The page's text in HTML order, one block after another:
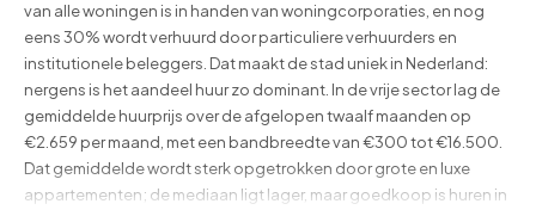
van alle woningen is in handen van woningcorporaties, en nog
eens 30% wordt verhuurd door particuliere verhuurders en
institutionele beleggers. Dat maakt de stad uniek in Nederland:
nergens is het aandeel huur zo dominant. In de vrije sector lag de
gemiddelde huurprijs over de afgelopen twaalf maanden op
€2.659 per maand, met een bandbreedte van €300 tot €16.500.
Dat gemiddelde wordt sterk opgetrokken door grote en luxe
appartementen; de mediaan ligt lager, maar goedkoop is huren in